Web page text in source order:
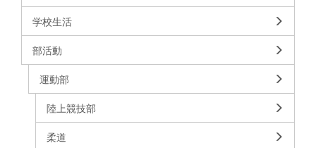
学校生活
部活動
運動部
陸上競技部
柔道